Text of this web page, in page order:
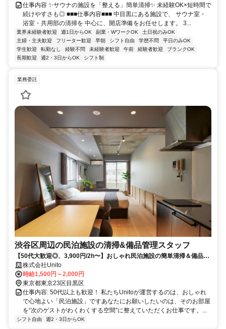
仕事内容 ✨サウナの施設を「整える」簡単清掃✨ 未経験OK×短時間で
続けやすさも◎ ■■■仕事内容■■■ 中目黒にある施設で、 サウナ室・
浴室・共用部の清掃を 中心に、開店準備をお任せします。 3...
業界未経験者歓迎 週1日からOK 副業・WワークOK
土日祝のみOK
主婦・主夫歓迎
フリーター歓迎 早朝 シフト自由 学歴不問
平日のみOK
学生歓迎
転勤なし 経験不問 未経験者歓迎 午前 経験者歓迎
ブランクOK
長期歓迎
週2・3日からOK シフト制
業務委託
渋谷区周辺の民泊施設の清掃&備品管理スタッフ
【50代大歓迎◎、3,900円/2h〜】おしゃれ民泊施設の簡単清掃＆備品管
理スタッフ
株式会社Unito
時給1,500円～2,000円
東京都東京23区目黒区
仕事内容: 50代以上も歓迎！ 私たちUnitoが運営するのは、おしゃれ
で心地よい「民泊施設」ですあなたにお願いしたいのは、そのお部屋
を“次のゲストがわくわくする空間”に整えていただくお仕事です。...
シフト自由 週2・3日からOK